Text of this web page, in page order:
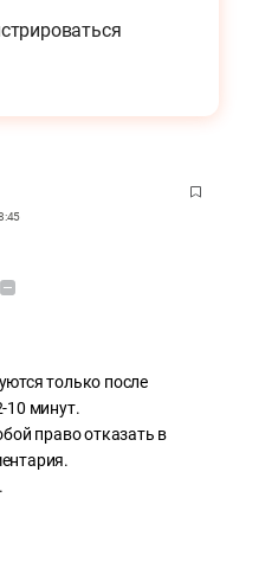
только после
10 минут.
право отказать в
.